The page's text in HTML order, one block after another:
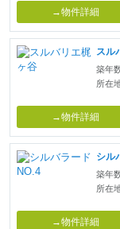
→物件詳細
スル
築年
所在
→物件詳細
シル
築年
所在
→物件詳細